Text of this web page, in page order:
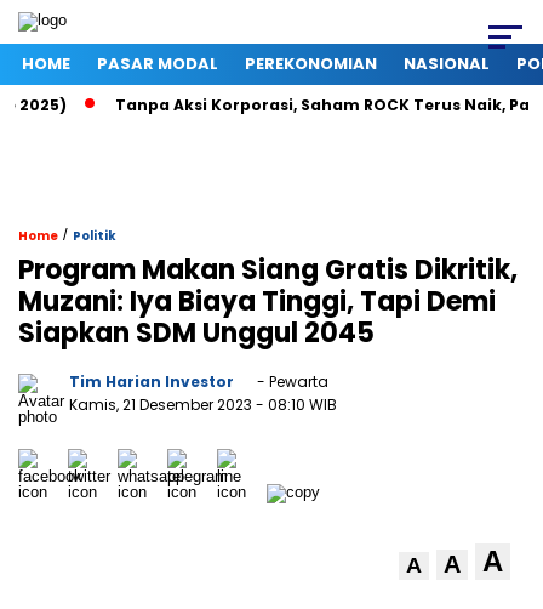
HOME PASAR MODAL PEREKONOMIAN NASIONAL
Tanpa Aksi Korporasi, Saham ROCK Terus Naik, Pasar
Home / Politik
Program Makan Siang Gratis Dikritik,
Muzani: Iya Biaya Tinggi, Tapi Demi
Siapkan SDM Unggul 2045
Tim Harian Investor
- Pewarta
Kamis, 21 Desember 2023 - 08:10 WIB
A A A